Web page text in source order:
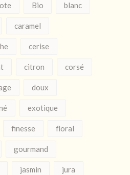
Bio blanc
caramel
cerise
citron corsé
doux
exotique
finesse floral
gourmand
jasmin jura